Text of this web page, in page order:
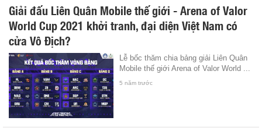
Giải đấu Liên Quân Mobile thế giới - Arena of Valor
World Cup 2021 khởi tranh, đại diện Việt Nam có
cửa Vô Địch?
Lễ bốc thăm chia bảng giải Liên Quân
Mobile thế giới Arena of Valor World ...
5 năm trước